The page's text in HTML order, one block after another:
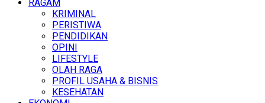
RAGAM
KRIMINAL
PERISTIWA
PENDIDIKAN
OPINI
LIFESTYLE
OLAH RAGA
PROFIL USAHA & BISNIS
KESEHATAN